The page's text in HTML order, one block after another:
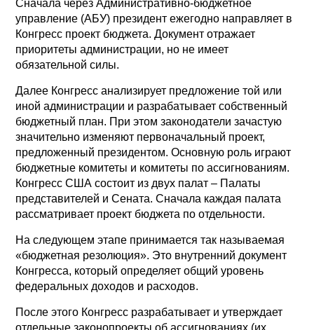
Сначала через Административно-бюджетное
управление (АБУ) президент ежегодно направляет в
Конгресс проект бюджета. Документ отражает
приоритеты администрации, но не имеет
обязательной силы.
Далее Конгресс анализирует предложение той или
иной администрации и разрабатывает собственный
бюджетный план. При этом законодатели зачастую
значительно изменяют первоначальный проект,
предложенный президентом. Основную роль играют
бюджетные комитеты и комитеты по ассигнованиям.
Конгресс США состоит из двух палат – Палаты
представителей и Сената. Сначала каждая палата
рассматривает проект бюджета по отдельности.
На следующем этапе принимается так называемая
«бюджетная резолюция». Это внутренний документ
Конгресса, который определяет общий уровень
федеральных доходов и расходов.
После этого Конгресс разрабатывает и утверждает
отдельные законопроекты об ассигнованиях (их